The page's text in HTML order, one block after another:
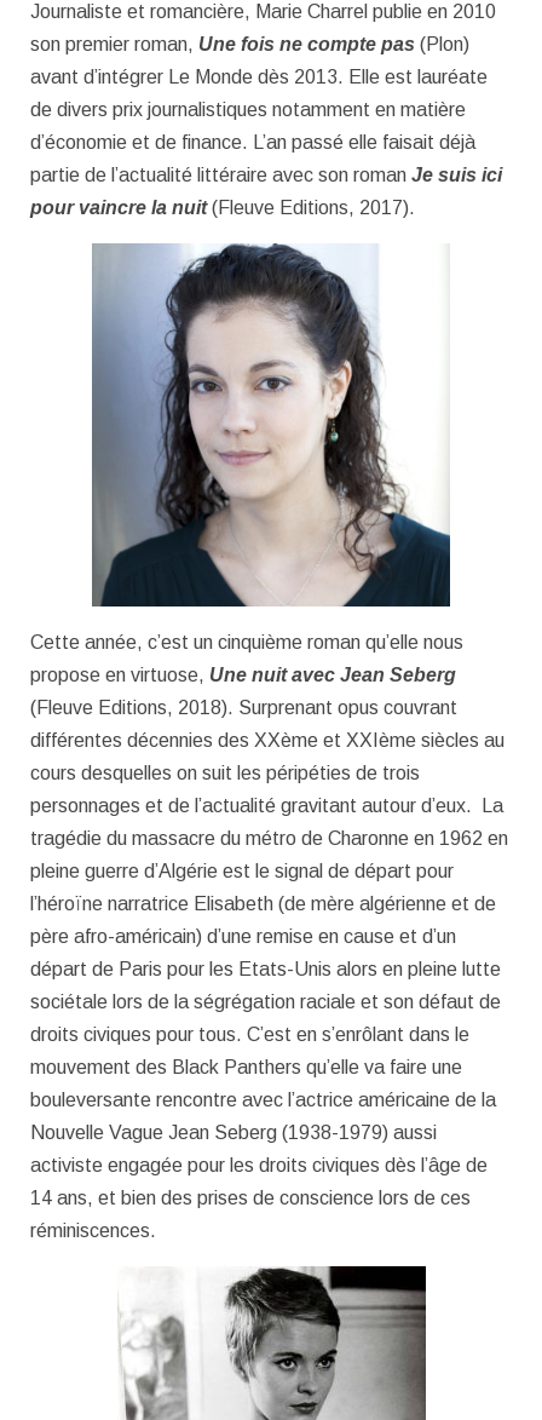
Journaliste et romancière, Marie Charrel publie en 2010
son premier roman, Une fois ne compte pas (Plon)
avant d’intégrer Le Monde dès 2013. Elle est lauréate
de divers prix journalistiques notamment en matière
d’économie et de finance. L’an passé elle faisait déjà
partie de l’actualité littéraire avec son roman Je suis ici
pour vaincre la nuit(Fleuve Editions, 2017).
Cette année, c’est un cinquième roman qu’elle nous
propose en virtuose, Une nuit avec Jean Seberg
(Fleuve Editions, 2018). Surprenant opus couvrant
différentes décennies des XXème et XXIème siècles au
cours desquelles on suit les péripéties de trois
personnages et de l’actualité gravitant autour d’eux. La
tragédie du massacre du métro de Charonne en 1962 en
pleine guerre d’Algérie est le signal de départ pour
l’héroïne narratrice Elisabeth (de mère algérienne et de
père afro-américain) d’une remise en cause et d’un
départ de Paris pour les Etats-Unis alors en pleine lutte
sociétale lors de la ségrégation raciale et son défaut de
droits civiques pour tous. C’est en s’enrôlant dans le
mouvement des Black Panthers qu’elle va faire une
bouleversante rencontre avec l’actrice américaine de la
Nouvelle Vague Jean Seberg (1938-1979) aussi
activiste engagée pour les droits civiques dès l’âge de
14 ans, et bien des prises de conscience lors de ces
réminiscences.